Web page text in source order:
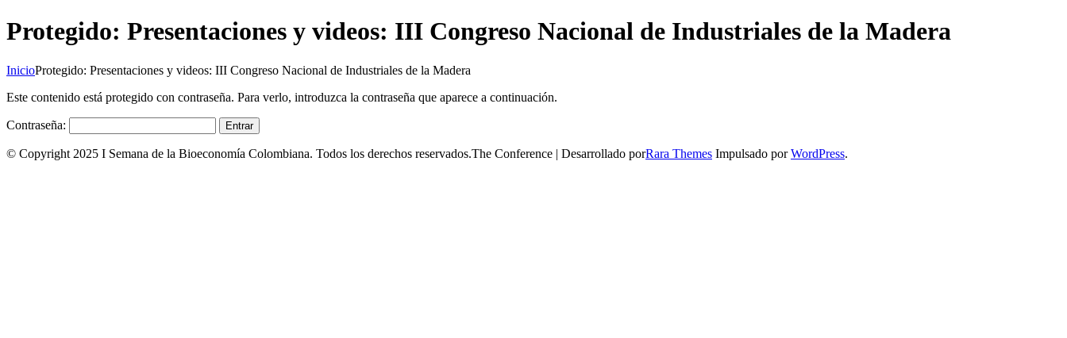
Protegido: Presentaciones y videos: III Congreso Nacional de Industriales de la Madera
InicioProtegido: Presentaciones y videos: III Congreso Nacional de Industriales de la Madera
Este contenido está protegido con contraseña. Para verlo, introduzca la contraseña que aparece a continuación.
Contraseña:
© Copyright 2025 I Semana de la Bioeconomía Colombiana. Todos los derechos reservados.The Conference | Desarrollado porRara Themes Impulsado porWordPress.